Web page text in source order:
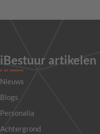
iBestuur artikelen
Nieuws
Blogs
Personalia
Achtergrond